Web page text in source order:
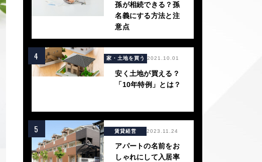
孫が相続できる？孫
名義にする方法と注
意点
4 家・土地を買う 2021.10.01
安く土地が買える？
「10年特例」とは？
5 賃貸経営 2023.11.24
アパートの名前をお
しゃれにして入居率